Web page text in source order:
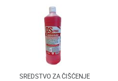
SREDSTVO ZA ČIŠĆENJE